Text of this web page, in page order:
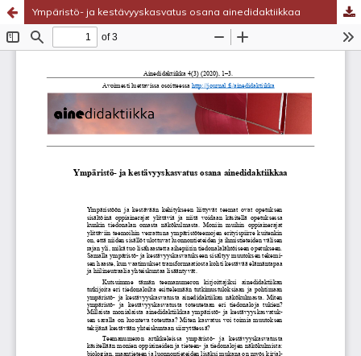
Ympäristö- ja kestävyyskasvatus osana ainedidaktiikkaa
Tieteellisten seurain valtuuskunta